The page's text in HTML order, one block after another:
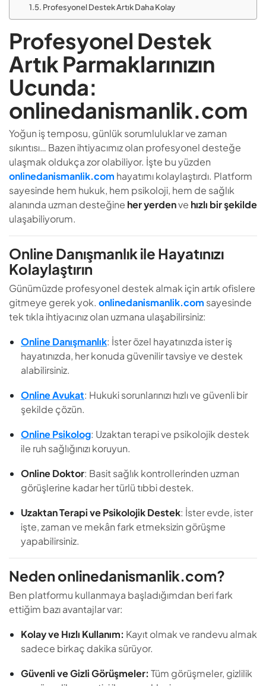
Profesyonel Destek Artık Daha Kolay
Profesyonel Destek
Artık Parmaklarınızın
Ucunda:
onlinedanismanlik.com
Yoğun iş temposu, günlük sorumluluklar ve zaman
sıkıntısı… Bazen ihtiyacımız olan profesyonel desteğe
ulaşmak oldukça zor olabiliyor. İşte bu yüzden
onlinedanismanlik.com hayatımı kolaylaştırdı. Platform
sayesinde hem hukuk, hem psikoloji, hem de sağlık
alanında uzman desteğine her yerdenve hızlı bir şekilde
ulaşabiliyorum.
Online Danışmanlık ile Hayatınızı
Kolaylaştırın
Günümüzde profesyonel destek almak için artık ofislere
gitmeye gerek yok. onlinedanismanlik.com sayesinde
tek tıkla ihtiyacınız olan uzmana ulaşabilirsiniz:
Online Danışmanlık: İster özel hayatınızda ister iş
hayatınızda, her konuda güvenilir tavsiye ve destek
alabilirsiniz.
Online Avukat: Hukuki sorunlarınızı hızlı ve güvenli bir
şekilde çözün.
Online Psikolog: Uzaktan terapi ve psikolojik destek
ile ruh sağlığınızı koruyun.
Online Doktor: Basit sağlık kontrollerinden uzman
görüşlerine kadar her türlü tıbbi destek.
Uzaktan Terapi ve Psikolojik Destek: İster evde, ister
işte, zaman ve mekân fark etmeksizin görüşme
yapabilirsiniz.
Neden onlinedanismanlik.com?
Ben platformu kullanmaya başladığımdan beri fark
ettiğim bazı avantajlar var:
Kolay ve Hızlı Kullanım: Kayıt olmak ve randevu almak
sadece birkaç dakika sürüyor.
Güvenli ve Gizli Görüşmeler: Tüm görüşmeler, gizlilik